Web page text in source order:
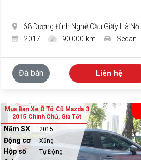
68 Dương Đình Nghệ Cầu Giấy Hà Nội
2017
90,000 km Sedan
Đã bán Liên hệ
Mua Bán Xe Ô Tô Cũ Mazda 3
2015 Chính Chủ, Giá Tốt
Năm SX 2015
Động cơ Xăng
Hộp số Tự Động